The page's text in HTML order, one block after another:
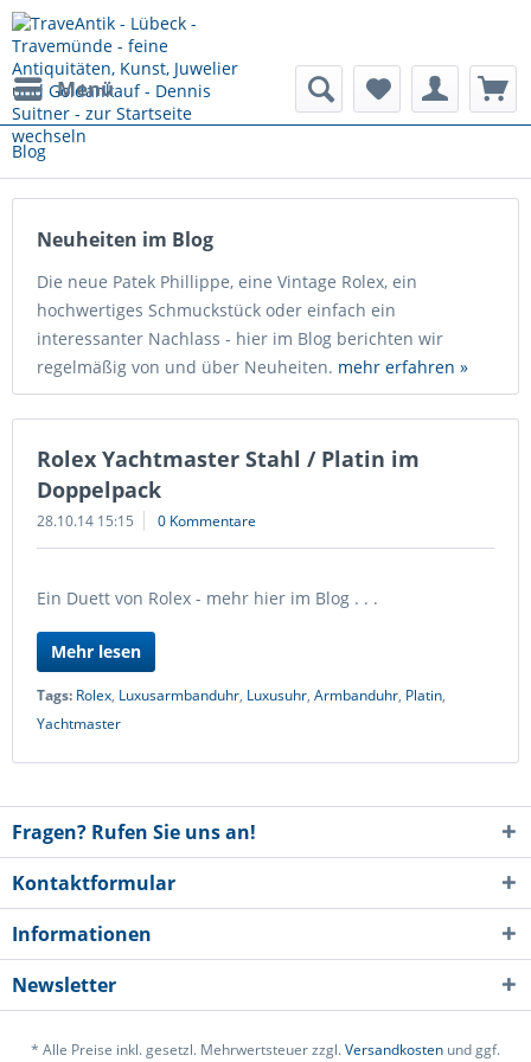
Menü
Blog
Neuheiten im Blog
Die neue Patek Phillippe, eine Vintage Rolex, ein
hochwertiges Schmuckstück oder einfach ein
interessanter Nachlass - hier im Blog berichten wir
regelmäßig von und über Neuheiten. mehr erfahren »
Rolex Yachtmaster Stahl / Platin im
Doppelpack
28.10.14 15:15 0 Kommentare
Ein Duett von Rolex - mehr hier im Blog . . .
Mehr lesen
Tags: Rolex, Luxusarmbanduhr, Luxusuhr, Armbanduhr, Platin,
Yachtmaster
Fragen? Rufen Sie uns an!
Kontaktformular
Informationen
Newsletter
* Alle Preise inkl. gesetzl. Mehrwertsteuer zzgl.Versandkosten und ggf.